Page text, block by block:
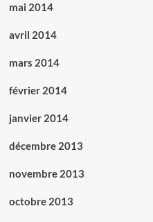
mai 2014
avril 2014
mars 2014
février 2014
janvier 2014
décembre 2013
novembre 2013
octobre 2013